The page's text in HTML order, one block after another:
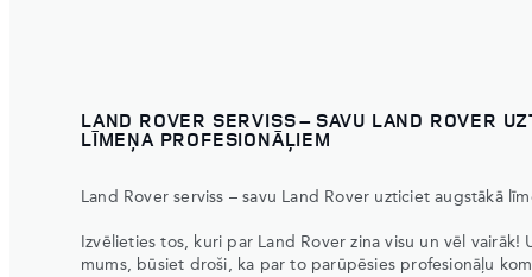
LAND ROVER SERVISS – SAVU LAND ROVER
LĪMEŅA PROFESIONĀĻIEM
Land Rover serviss – savu Land Rover uzticiet augstākā
Izvēlieties tos, kuri par Land Rover zina visu un vēl vairāk!
mums, būsiet droši, ka par to parūpēsies profesionāļu